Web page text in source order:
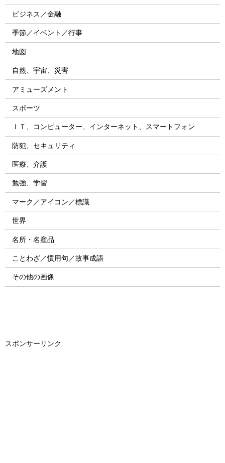
ビジネス／金融
季節／イベント／行事
地図
自然、宇宙、災害
アミューズメント
スポーツ
ＩＴ、コンピューター、インターネット、スマートフォン
防犯、セキュリティ
医療、介護
勉強、学習
マーク／アイコン／標識
世界
名所・名産品
ことわざ／慣用句／故事成語
その他の画像
スポンサーリンク